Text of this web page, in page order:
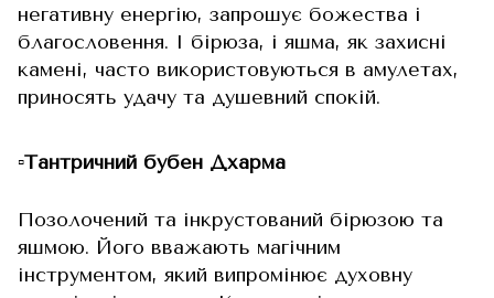
негативну енергію, запрошує божества і
благословення. І бірюза, і яшма, як захисні
камені, часто використовуються в амулетах,
приносять удачу та душевний спокій.
▫️Тантричний бубен Дхарма
Позолочений та інкрустований бірюзою та
яшмою. Його вважають магічним
інструментом, який випромінює духовну